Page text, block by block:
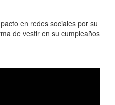
en redes sociales por su
de vestir en su cumpleaños